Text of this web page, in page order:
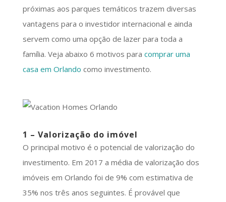
próximas aos parques temáticos trazem diversas
vantagens para o investidor internacional e ainda
servem como uma opção de lazer para toda a
família. Veja abaixo 6 motivos para comprar uma
casa em Orlando como investimento.
1 – Valorização do imóvel
O principal motivo é o potencial de valorização do
investimento. Em 2017 a média de valorização dos
imóveis em Orlando foi de 9% com estimativa de
35% nos três anos seguintes. É provável que